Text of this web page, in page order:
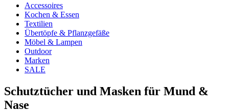
Accessoires
Kochen & Essen
Textilien
Übertöpfe & Pflanzgefäße
Möbel & Lampen
Outdoor
Marken
SALE
Schutztücher und Masken für Mund &
Nase